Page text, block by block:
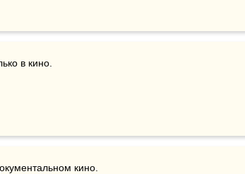
в кино.
кино.